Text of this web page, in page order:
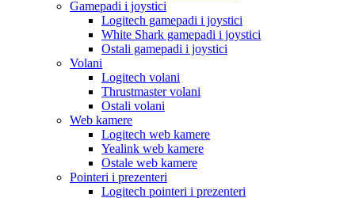
Gamepadi i joystici
Logitech gamepadi i joystici
White Shark gamepadi i joystici
Ostali gamepadi i joystici
Volani
Logitech volani
Thrustmaster volani
Ostali volani
Web kamere
Logitech web kamere
Yealink web kamere
Ostale web kamere
Pointeri i prezenteri
Logitech pointeri i prezenteri